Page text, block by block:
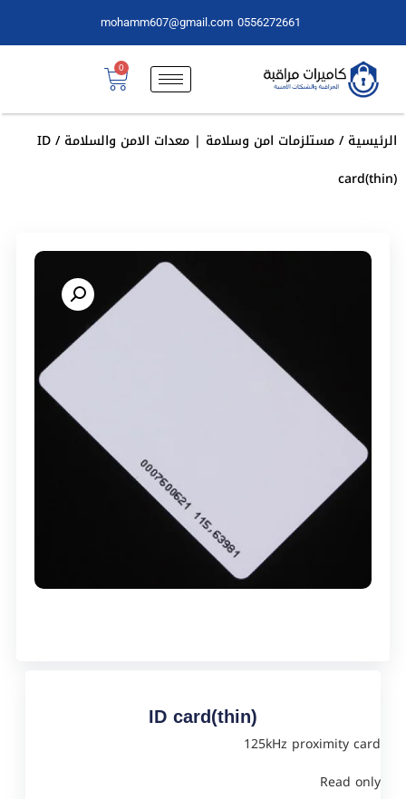
0556272661
mohamm607@gmail.com
0
الرئيسية/مستلزمات امن وسلامة | معدات الامن والسلامة / ID
card(thin)
ID card(thin)
125kHz proximity card
Read only